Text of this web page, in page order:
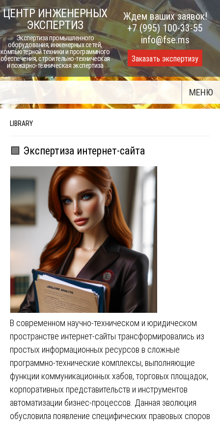
Skip
to
content
ЦЕНТР ИНЖЕНЕРНЫХ
ЭКСПЕРТИЗ
Экспертиза промышленного
оборудования, инженерных сетей,
компьютерной техники и программного
обеспечения, строительно-техническая
и пожарно-техническая экспертиза
Ждем ваших заявок!
+7 (995) 100-33-55
info@fse.ms
Заказать экспертизу
МЕНЮ
LIBRARY
🟩 Экспертиза интернет-сайта
В современном научно-техническом и юридическом
пространстве интернет-сайты трансформировались из
простых информационных ресурсов в сложные
программно-технические комплексы, выполняющие
функции коммуникационных хабов, торговых площадок,
корпоративных представительств и инструментов
автоматизации бизнес-процессов. Данная эволюция
обусловила появление специфических правовых споров